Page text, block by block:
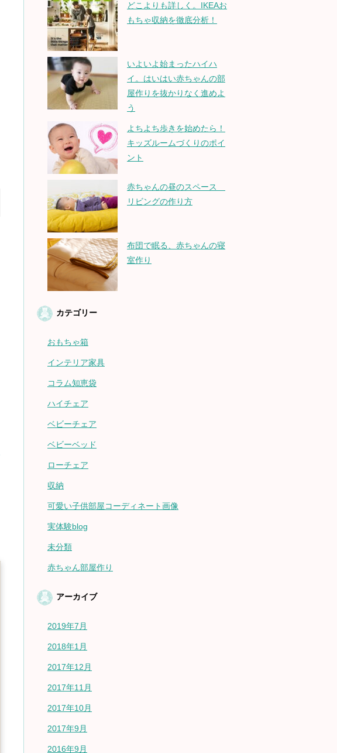
どこよりも詳しく。IKEAお
もちゃ収納を徹底分析！
いよいよ始まったハイハ
イ。はいはい赤ちゃんの部
屋作りを抜かりなく進めよ
う
よちよち歩きを始めたら！
キッズルームづくりのポイ
ント
赤ちゃんの昼のスペース
リビングの作り方
布団で眠る、赤ちゃんの寝
室作り
カテゴリー
おもちゃ箱
インテリア家具
コラム知恵袋
ハイチェア
ベビーチェア
ベビーベッド
ローチェア
収納
可愛い子供部屋コーディネート画像
実体験blog
未分類
赤ちゃん部屋作り
アーカイブ
2019年7月
2018年1月
2017年12月
2017年11月
2017年10月
2017年9月
2016年9月